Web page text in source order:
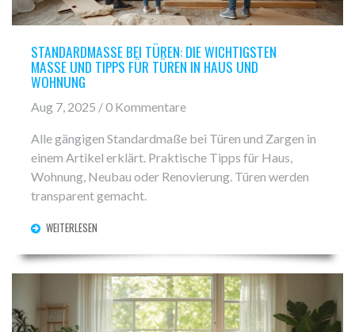
STANDARDMASSE BEI TÜREN: DIE WICHTIGSTEN M
ASSE UND TIPPS FÜR TÜREN IN HAUS UND WO
HNUNG
Aug 7, 2025 / 0 Kommentare
Alle gängigen Standardmaße bei Türen und Zargen in
einem Artikel erklärt. Praktische Tipps für Haus,
Wohnung, Neubau oder Renovierung. Türen werden
transparent gemacht.
WEITERLESEN